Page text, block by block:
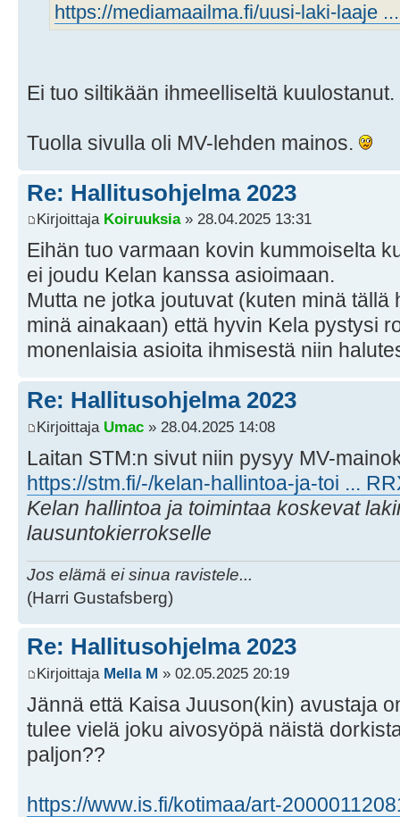
https://mediamaailma.fi/uusi-laki-laaje
Ei tuo siltikään ihmeelliseltä kuulostanut.
Tuolla sivulla oli MV-lehden mainos.
Re: Hallitusohjelma 2023
Kirjoittaja Koiruuksia» 28.04.2025 13:31
Eihän tuo varmaan kovin kummoiselta
ei joudu Kelan kanssa asioimaan.
Mutta ne jotka joutuvat (kuten minä
minä ainakaan) että hyvin Kela pystysi
monenlaisia asioita ihmisestä niin
Re: Hallitusohjelma 2023
Kirjoittaja Umac » 28.04.2025 14:08
Laitan STM:n sivut niin pysyy MV-
https://stm.fi/-/kelan-hallintoa-ja-toi ...
Kelan hallintoa ja toimintaa koskevat
lausuntokierrokselle
Jos elämä ei sinua ravistele...
(Harri Gustafsberg)
Re: Hallitusohjelma 2023
Kirjoittaja Mella M » 02.05.2025 20:19
Jännä että Kaisa Juuson(kin) avustaja
tulee vielä joku aivosyöpä näistä
paljon??
https://www.is.fi/kotimaa/art-